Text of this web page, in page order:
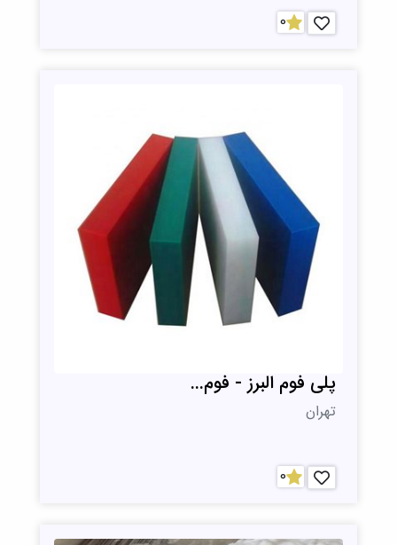
0
پلی فوم البرز - فوم...
تهران
0